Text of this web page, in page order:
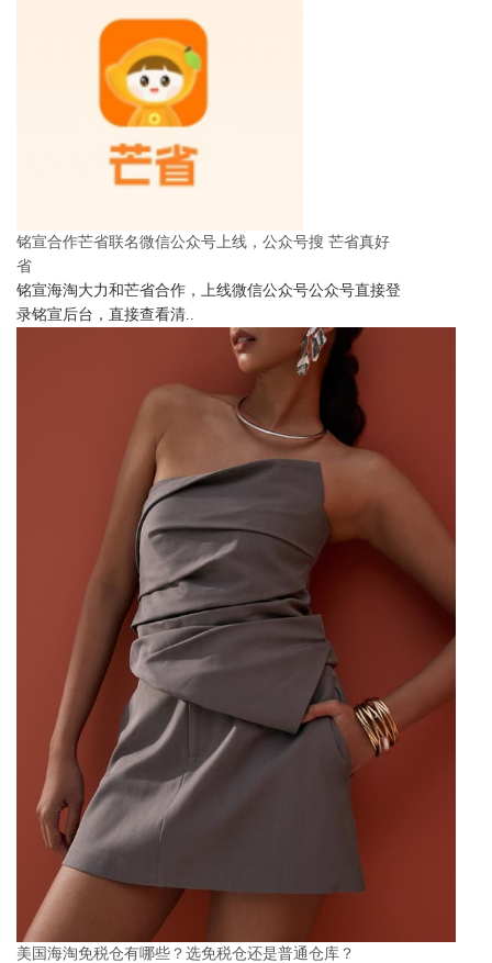
铭宣合作芒省联名微信公众号上线，公众号搜 芒省真好
省
铭宣海淘大力和芒省合作，上线微信公众号公众号直接登
录铭宣后台，直接查看清..
美国海淘免税仓有哪些？选免税仓还是普通仓库？